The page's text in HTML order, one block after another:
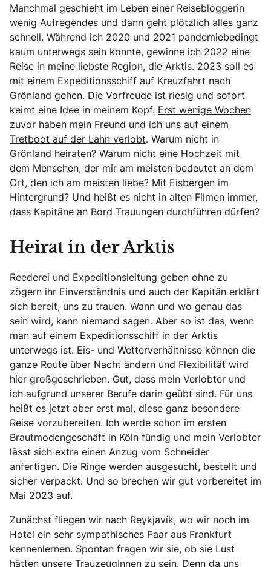
Manchmal geschieht im Leben einer Reisebloggerin
wenig Aufregendes und dann geht plötzlich alles ganz
schnell. Während ich 2020 und 2021 pandemiebedingt
kaum unterwegs sein konnte, gewinne ich 2022 eine
Reise in meine liebste Region, die Arktis. 2023 soll es
mit einem Expeditionsschiff auf Kreuzfahrt nach
Grönland gehen. Die Vorfreude ist riesig und sofort
keimt eine Idee in meinem Kopf. Erst wenige Wochen
zuvor haben mein Freund und ich uns auf einem
Tretboot auf der Lahn verlobt. Warum nicht in
Grönland heiraten? Warum nicht eine Hochzeit mit
dem Menschen, der mir am meisten bedeutet an dem
Ort, den ich am meisten liebe? Mit Eisbergen im
Hintergrund? Und heißt es nicht in alten Filmen immer,
dass Kapitäne an Bord Trauungen durchführen dürfen?
Heirat in der Arktis
Reederei und Expeditionsleitung geben ohne zu
zögern ihr Einverständnis und auch der Kapitän erklärt
sich bereit, uns zu trauen. Wann und wo genau das
sein wird, kann niemand sagen. Aber so ist das, wenn
man auf einem Expeditionsschiff in der Arktis
unterwegs ist. Eis- und Wetterverhältnisse können die
ganze Route über Nacht ändern und Flexibilität wird
hier großgeschrieben. Gut, dass mein Verlobter und
ich aufgrund unserer Berufe darin geübt sind. Für uns
heißt es jetzt aber erst mal, diese ganz besondere
Reise vorzubereiten. Ich werde schon im ersten
Brautmodengeschäft in Köln fündig und mein Verlobter
lässt sich extra einen Anzug vom Schneider
anfertigen. Die Ringe werden ausgesucht, bestellt und
sicher verpackt. Und so brechen wir gut vorbereitet im
Mai 2023 auf.
Zunächst fliegen wir nach Reykjavík, wo wir noch im
Hotel ein sehr sympathisches Paar aus Frankfurt
kennenlernen. Spontan fragen wir sie, ob sie Lust
hätten unsere TrauzeugInnen zu sein. Denn da uns